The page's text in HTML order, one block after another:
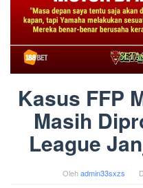
Kasus FFP
Masih
League
Olehadmin33sxzs